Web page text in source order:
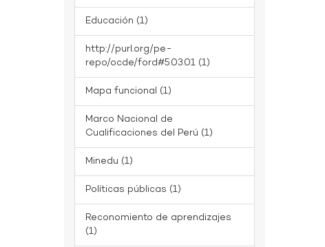
Educación (1)
http://purl.org/pe-
repo/ocde/ford#5.03.01 (1)
Mapa funcional (1)
Marco Nacional de
Cualificaciones del Perú (1)
Minedu (1)
Políticas públicas (1)
Reconomiento de aprendizajes
(1)